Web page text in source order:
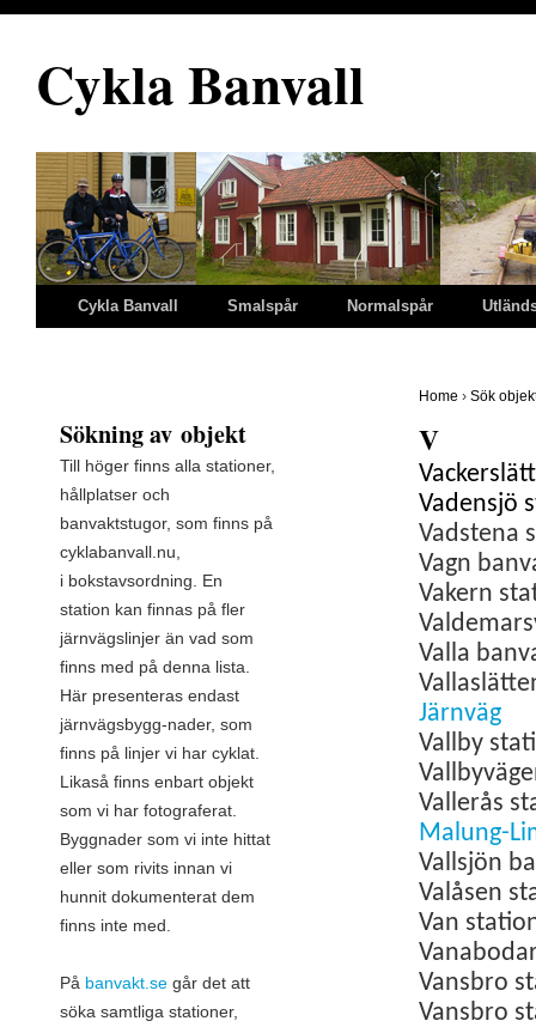
Cykla Banvall
Cykla Banvall Smalspår Normalspår
Home › Sök
V
Vadensjö
Vadstena
Vagn
Vakern
Valla
Järnväg
Vallby
Vallerås
Malung-
Vallsjön
Valåsen
Van
Vansbro
Vansbro
Sökning av objekt
Till höger finns alla stationer,
hållplatser och
banvaktstugor, som finns på
cyklabanvall.nu,
i bokstavsordning
En
station kan finnas på fler
järnvägslinjer än vad som
finns med på denna lista.
Här presenteras endast
järnvägsbygg-nader, som
finns på linjer vi har cyklat.
Likaså finns enbart objekt
som vi har fotograferat.
Byggnader som vi inte hittat
eller som rivits innan vi
hunnit dokumenterat dem
finns inte med.
På banvakt.se går det att
söka samtliga stationer,